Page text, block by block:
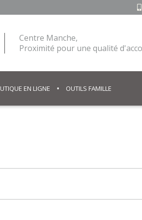
Centre Manche,
Proximité pour une qualité
EN LIGNE OUTILS FAMILLE